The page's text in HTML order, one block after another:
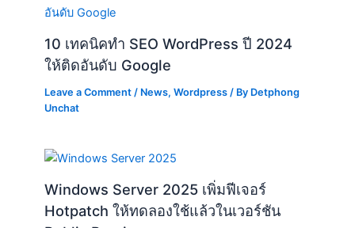
Unchat
Windows Server 2025 เพิ่มฟีเจอร์
Hotpatch ให้ทดลองใช้แล้วในเวอร์ชัน
Leave a Comment /News/ By